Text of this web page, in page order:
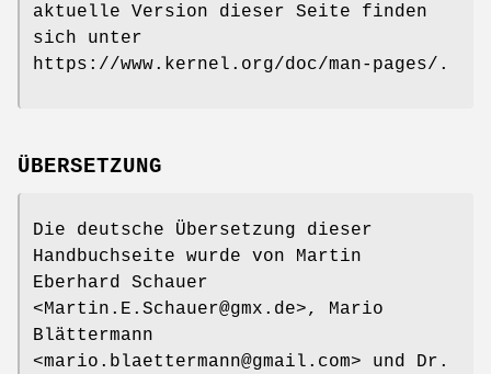
aktuelle Version dieser Seite finden
sich unter
https://www.kernel.org/doc/man-pages/.
ÜBERSETZUNG
Die deutsche Übersetzung dieser
Handbuchseite wurde von Martin
Eberhard Schauer
<Martin.E.Schauer@gmx.de>, Mario
Blättermann
<mario.blaettermann@gmail.com> und Dr.